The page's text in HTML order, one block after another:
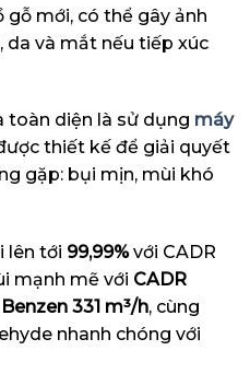
gỗ mới, có thể gây ảnh
da và mắt nếu tiếp xúc
toàn diện là sử dụng máy
thiết kế để giải quyết
gặp: bụi mịn, mùi khó
lên tới 99,99%với CADR
mạnh mẽ với CADR
331 m³/h, cùng
nhanh chóng với